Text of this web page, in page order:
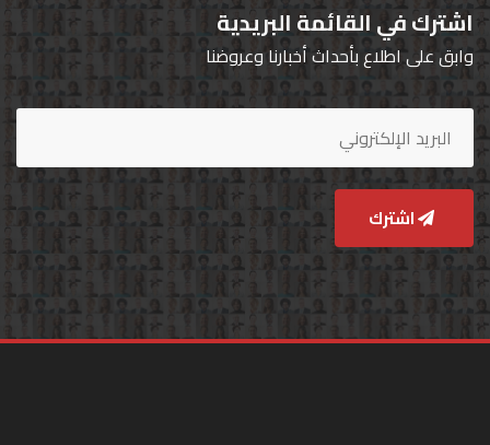
اشترك في القائمة البريدية
وابق على اطلاع بأحداث أخبارنا وعروضنا
اشترك